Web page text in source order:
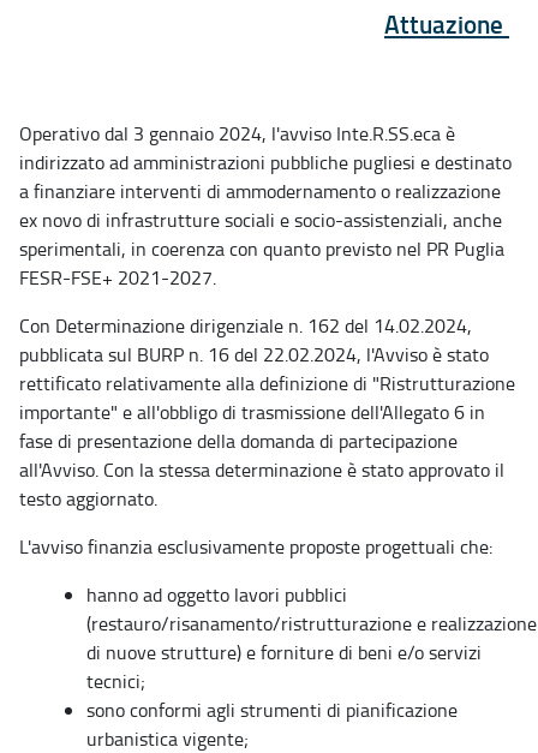
Attuazione
Operativo dal 3 gennaio 2024, l'avviso Inte.R.SS.eca è
indirizzato ad amministrazioni pubbliche pugliesi e destinato
a finanziare interventi di ammodernamento o realizzazione
ex novo di infrastrutture sociali e socio-assistenziali, anche
sperimentali, in coerenza con quanto previsto nel PR Puglia
FESR-FSE+ 2021-2027.
Con Determinazione dirigenziale n. 162 del 14.02.2024,
pubblicata sul BURP n. 16 del 22.02.2024, l'Avviso è stato
rettificato relativamente alla definizione di "Ristrutturazione
importante" e all'obbligo di trasmissione dell'Allegato 6 in
fase di presentazione della domanda di partecipazione
all'Avviso. Con la stessa determinazione è stato approvato il
testo aggiornato.
L'avviso finanzia esclusivamente proposte progettuali che:
hanno ad oggetto lavori pubblici
(restauro/risanamento/ristrutturazione e realizzazione
di nuove strutture) e forniture di beni e/o servizi
tecnici;
sono conformi agli strumenti di pianificazione
urbanistica vigente;